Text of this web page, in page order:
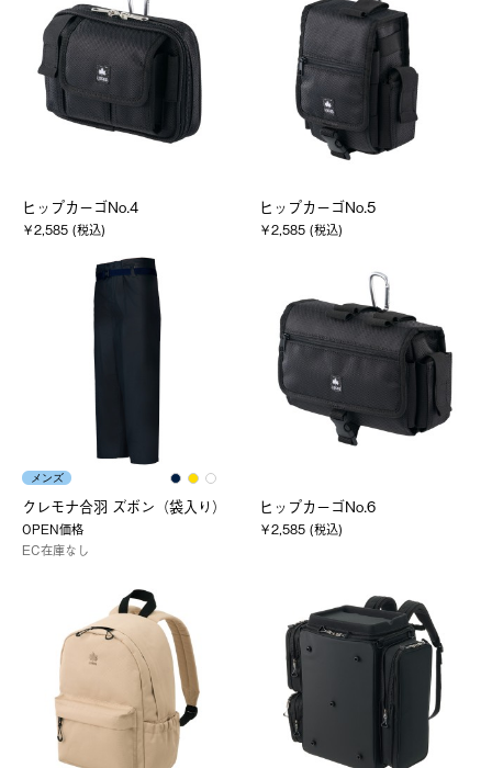
ヒップカーゴNo.4
￥2,585 (税込)
ヒップカーゴNo.5
￥2,585 (税込)
メンズ
クレモナ合羽 ズボン（袋入り）
OPEN価格
EC在庫なし
ヒップカーゴNo.6
￥2,585 (税込)